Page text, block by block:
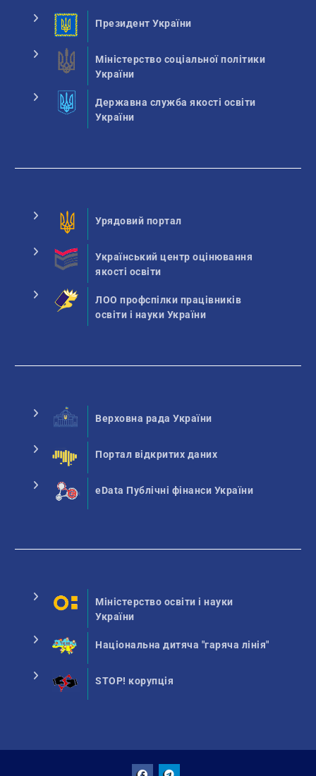
Президент України
Міністерство соціальної політики
України
Державна служба якості освіти
України
Урядовий портал
Український центр оцінювання
якості освіти
ЛОО профспілки працівників
освіти і науки України
Верховна рада України
Портал відкритих даних
eData Публічні фінанси України
Міністерство освіти і науки
України
Національна дитяча "гаряча лінія"
STOP! корупція